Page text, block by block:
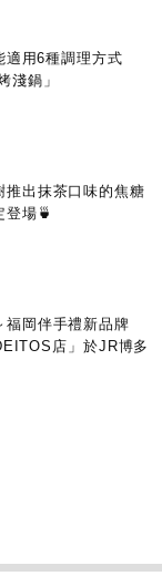
用6種調理方式
淺鍋」
推出抹茶口味的焦糖
登場🍵
福岡伴手禮新品牌
店」於JR博多